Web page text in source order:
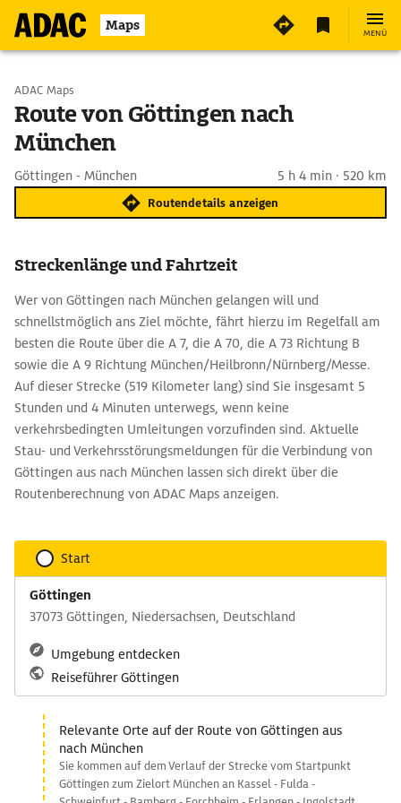
Maps MENÜ
Start wählen
Ziel eingeben
ADAC Maps
Route von Göttingen nach
München
Göttingen - München 5 h 4 min · 520 km
Routendetails anzeigen
Streckenlänge und Fahrtzeit
Wer von Göttingen nach München gelangen will und
schnellstmöglich ans Ziel möchte, fährt hierzu im Regelfall am
besten die Route über die A 7, die A 70, die A 73 Richtung B
sowie die A 9 Richtung München/Heilbronn/Nürnberg/Messe.
Auf dieser Strecke (519 Kilometer lang) sind Sie insgesamt 5
Stunden und 4 Minuten unterwegs, wenn keine
verkehrsbedingten Umleitungen vorzufinden sind. Aktuelle
Stau- und Verkehrsstörungsmeldungen für die Verbindung von
Göttingen aus nach München lassen sich direkt über die
Routenberechnung von ADAC Maps anzeigen.
Start
Göttingen
37073 Göttingen, Niedersachsen, Deutschland
Umgebung entdecken
Reiseführer Göttingen
Relevante Orte auf der Route von Göttingen aus
nach München
Sie kommen auf dem Verlauf der Strecke vom Startpunkt
Göttingen zum Zielort München an Kassel - Fulda -